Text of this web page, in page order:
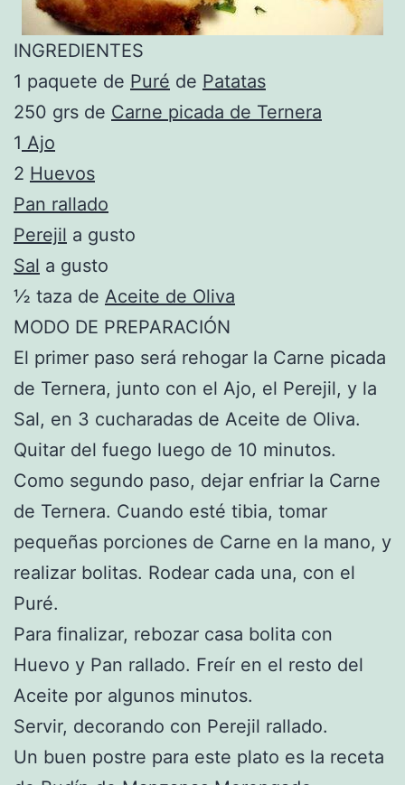
INGREDIENTES
1 paquete de Puré de Patatas
250 grs de Carne picada de Ternera
1 Ajo
2 Huevos
Pan rallado
Perejil a gusto
Sal a gusto
½ taza de Aceite de Oliva
MODO DE PREPARACIÓN
El primer paso será rehogar la Carne picada
de Ternera, junto con el Ajo, el Perejil, y la
Sal, en 3 cucharadas de Aceite de Oliva.
Quitar del fuego luego de 10 minutos.
Como segundo paso, dejar enfriar la Carne
de Ternera. Cuando esté tibia, tomar
pequeñas porciones de Carne en la mano, y
realizar bolitas. Rodear cada una, con el
Puré.
Para finalizar, rebozar casa bolita con
Huevo y Pan rallado. Freír en el resto del
Aceite por algunos minutos.
Servir, decorando con Perejil rallado.
Un buen postre para este plato es la receta